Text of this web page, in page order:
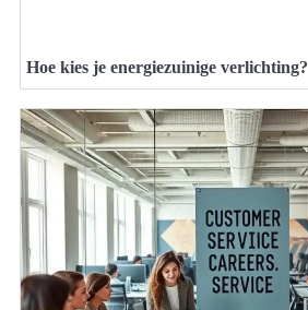
Hoe kies je energiezuinige verlichting?